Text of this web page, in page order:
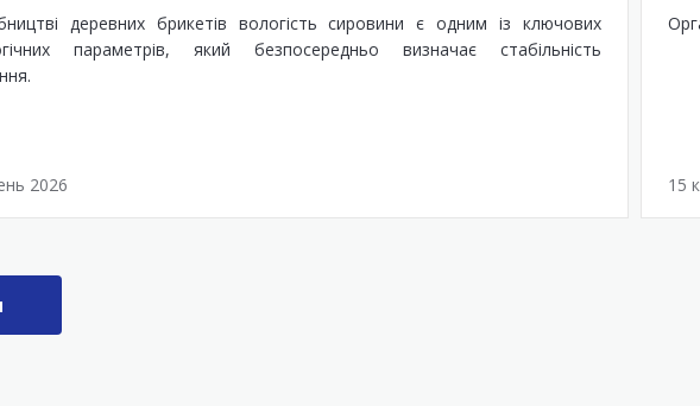
деревних брикетів вологість сировини є одним із ключових
параметрів, який безпосередньо визначає стабільність
2026 15